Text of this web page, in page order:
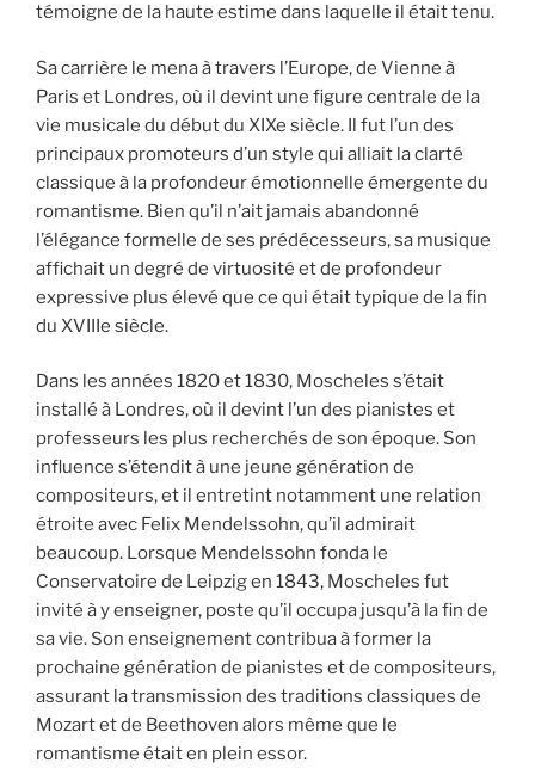
témoigne de la haute estime dans laquelle il était tenu.
Sa carrière le mena à travers l’Europe, de Vienne à
Paris et Londres, où il devint une figure centrale de la
vie musicale du début du XIXe siècle. Il fut l’un des
principaux promoteurs d’un style qui alliait la clarté
classique à la profondeur émotionnelle émergente du
romantisme. Bien qu’il n’ait jamais abandonné
l’élégance formelle de ses prédécesseurs, sa musique
affichait un degré de virtuosité et de profondeur
expressive plus élevé que ce qui était typique de la fin
du XVIIIe siècle.
Dans les années 1820 et 1830, Moscheles s’était
installé à Londres, où il devint l’un des pianistes et
professeurs les plus recherchés de son époque. Son
influence s’étendit à une jeune génération de
compositeurs, et il entretint notamment une relation
étroite avec Felix Mendelssohn, qu’il admirait
beaucoup. Lorsque Mendelssohn fonda le
Conservatoire de Leipzig en 1843, Moscheles fut
invité à y enseigner, poste qu’il occupa jusqu’à la fin de
sa vie. Son enseignement contribua à former la
prochaine génération de pianistes et de compositeurs,
assurant la transmission des traditions classiques de
Mozart et de Beethoven alors même que le
romantisme était en plein essor.